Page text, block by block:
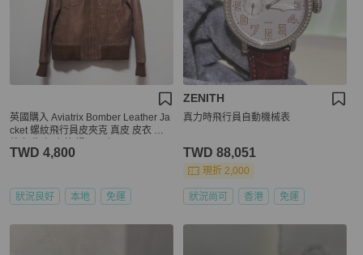
英國購入 Aviatrix Bomber Leather Ja
cket 螺紋飛行員皮夾克 真皮 皮衣 皮
TWD 4,800
狀況良好 本地 免運
ZENITH
真力時飛行員自動機械表
TWD 88,051
現折 2,000
狀況尚可 香港 免運